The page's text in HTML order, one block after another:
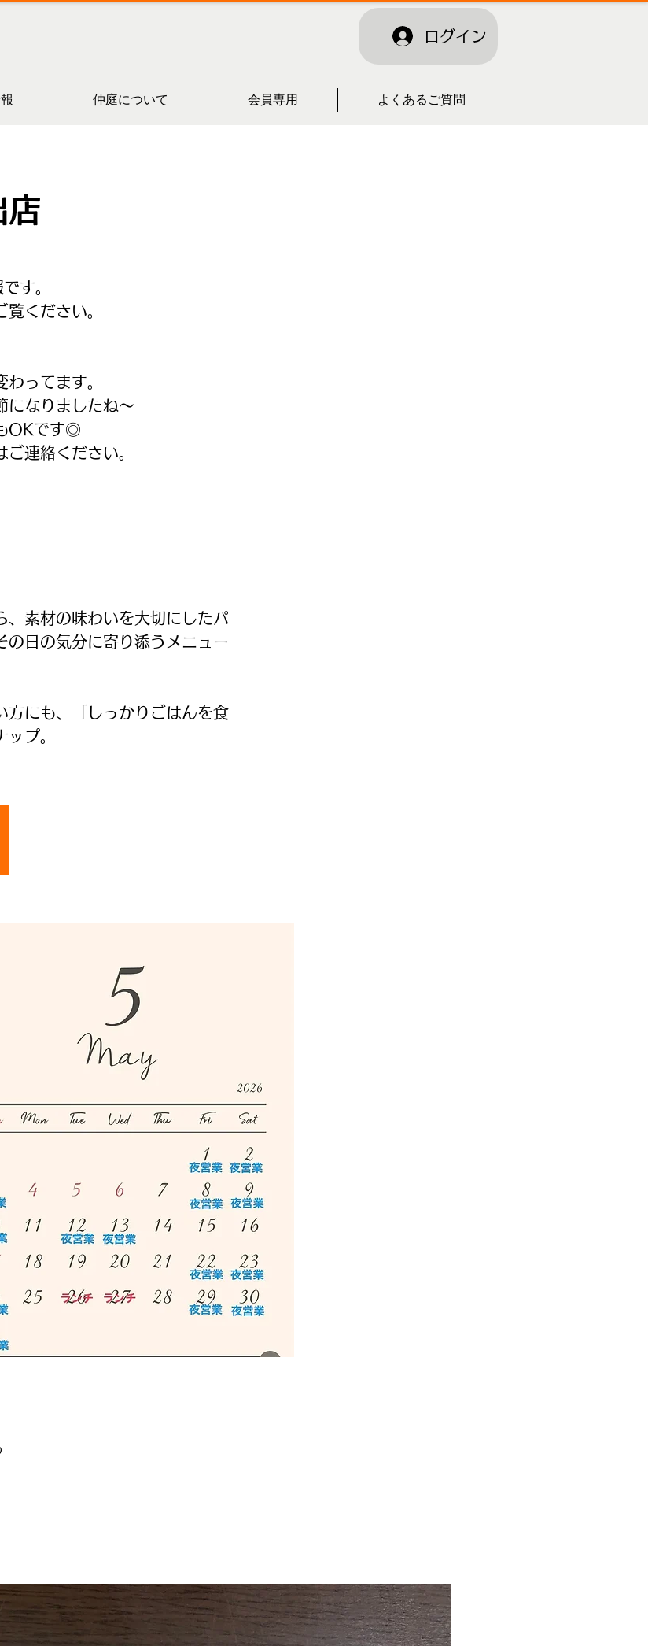
ログイン
仲庭について 会員専用 よくあるご質問
店
す。
ください。
ってます。
になりましたね～
OKです◎
連絡ください。
、素材の味わいを大切にしたパ
の日の気分に寄り添うメニュー
方にも、「しっかりごはんを食
プ。